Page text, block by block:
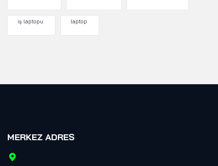
iş laptopu laptop
MERKEZ ADRES